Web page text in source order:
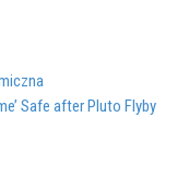
Safe after Pluto Flyby